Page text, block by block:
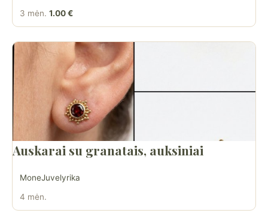
3 mėn. 1.00 €
Auskarai su granatais, auksiniai
MoneJuvelyrika
4 mėn.